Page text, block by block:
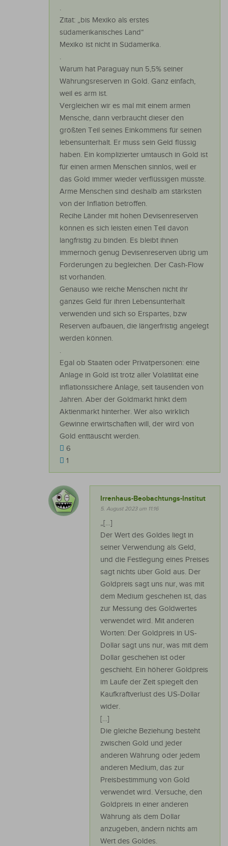
.
Zitat: „bis Mexiko als erstes
südamerikanisches Land“
Mexiko ist nicht in Südamerika.
.
Warum hat Paraguay nun 5,5% seiner
Währungsreserven in Gold. Ganz einfach,
weil es arm ist.
Vergleichen wir es mal mit einem armen
Mensche, dann verbraucht dieser den
größten Teil seines Einkommens für seinen
lebensunterhalt. Er muss sein Geld flüssig
haben. Ein komplizierter umtausch in Gold ist
für einen armen Menschen sinnlos, weil er
das Gold immer wieder verflüssigen müsste.
Arme Menschen sind deshalb am stärksten
von der Inflation betroffen.
Recihe Länder mit hohen Devisenreserven
können es sich leisten einen Teil davon
langfristig zu binden. Es bleibt ihnen
immernoch genug Devisenreserven übrig um
Forderungen zu begleichen. Der Cash-Flow
ist vorhanden.
Genauso wie reiche Menschen nicht ihr
ganzes Geld für ihren Lebensunterhalt
verwenden und sich so Erspartes, bzw
Reserven aufbauen, die längerfristig angelegt
werden können.
.
Egal ob Staaten oder Privatpersonen: eine
Anlage in Gold ist trotz aller Volatilität eine
inflationssichere Anlage, seit tausenden von
Jahren. Aber der Goldmarkt hinkt dem
Aktienmarkt hinterher. Wer also wirklich
Gewinne erwirtschaften will, der wird von
Gold enttäuscht werden.
6
1
Irrenhaus-Beobachtungs-Institut
5. August 2023 um 11:16
„[…]
Der Wert des Goldes liegt in
seiner Verwendung als Geld,
und die Festlegung eines Preises
sagt nichts über Gold aus. Der
Goldpreis sagt uns nur, was mit
dem Medium geschehen ist, das
zur Messung des Goldwertes
verwendet wird. Mit anderen
Worten: Der Goldpreis in US-
Dollar sagt uns nur, was mit dem
Dollar geschehen ist oder
geschieht. Ein höherer Goldpreis
im Laufe der Zeit spiegelt den
Kaufkraftverlust des US-Dollar
wider.
[…]
Die gleiche Beziehung besteht
zwischen Gold und jeder
anderen Währung oder jedem
anderen Medium, das zur
Preisbestimmung von Gold
verwendet wird. Versuche, den
Goldpreis in einer anderen
Währung als dem Dollar
anzugeben, ändern nichts am
Wert des Goldes.